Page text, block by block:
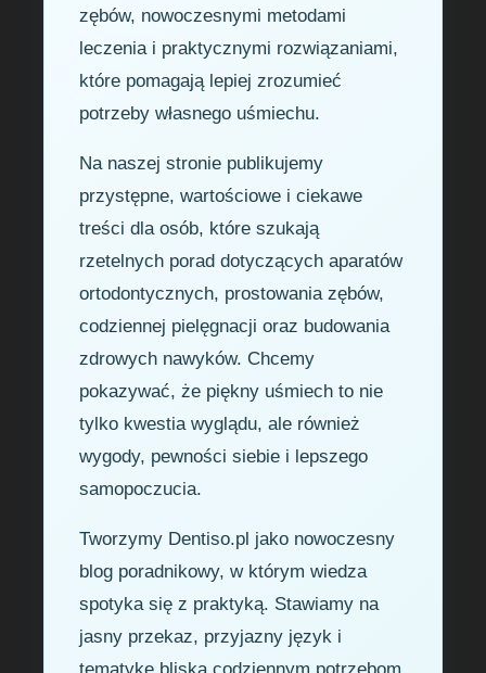
zębów, nowoczesnymi metodami
leczenia i praktycznymi rozwiązaniami,
które pomagają lepiej zrozumieć
potrzeby własnego uśmiechu.
Na naszej stronie publikujemy
przystępne, wartościowe i ciekawe
treści dla osób, które szukają
rzetelnych porad dotyczących aparatów
ortodontycznych, prostowania zębów,
codziennej pielęgnacji oraz budowania
zdrowych nawyków. Chcemy
pokazywać, że piękny uśmiech to nie
tylko kwestia wyglądu, ale również
wygody, pewności siebie i lepszego
samopoczucia.
Tworzymy Dentiso.pl jako nowoczesny
blog poradnikowy, w którym wiedza
spotyka się z praktyką. Stawiamy na
jasny przekaz, przyjazny język i